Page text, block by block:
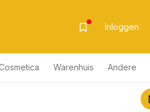
Inloggen
Warenhuis Andere